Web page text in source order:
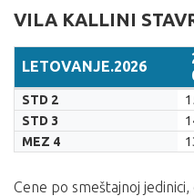
VILA KALLINI
LETOVANJE.2026
LETOVANJE.2026
STD 2
STD 3
MEZ 4
Cene po smeštajnoj